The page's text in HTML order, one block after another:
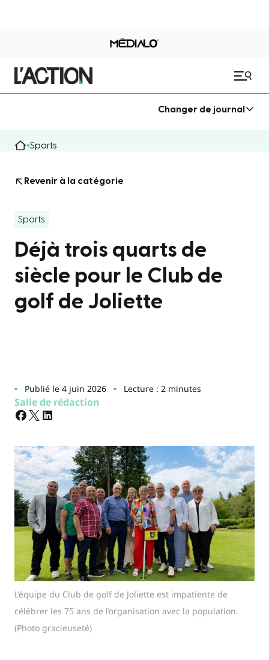
Changer de journal
Sports
Revenir à la catégorie
Sports
Déjà trois quarts de
siècle pour le Club de
golf de Joliette
Publié le 4 juin 2026 Lecture : 2 minutes
Salle de rédaction
L’équipe du Club de golf de Joliette est impatiente de
célébrer les 75 ans de l’organisation avec la population.
(Photo gracieuseté)